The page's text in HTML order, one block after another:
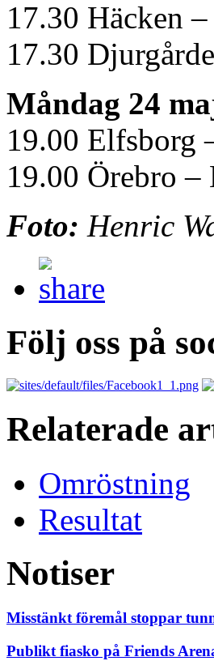
17.30 Häcken –
17.30
Måndag 24
19.00 Elfsborg
19.00 Örebro –
Foto: Henric
Följ oss på
Relaterade
Omröstning
Resultat
Notiser
Misstänkt föremål stoppar
Publikt fiasko på Friends